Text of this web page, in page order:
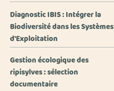
Diagnostic IBIS : Intégrer la
Biodiversité dans les Systèmes
d'Exploitation
Gestion écologique des
ripisylves : sélection
documentaire